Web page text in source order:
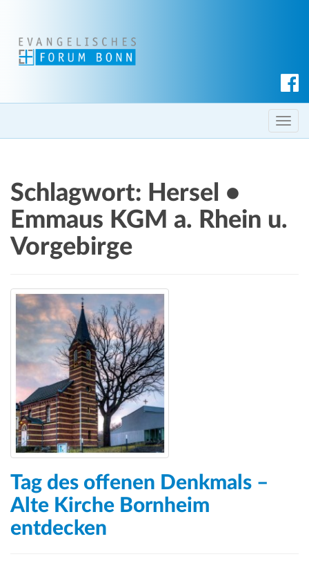
c
h T
o
n
Schlagwort: Hersel •
Emmaus KGM a. Rhein u.
Vorgebirge
Tag des offenen Denkmals –
Alte Kirche Bornheim
entdecken